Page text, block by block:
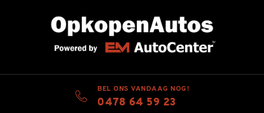
BEL ONS VANDAAG NOG!
0478 64 59 23